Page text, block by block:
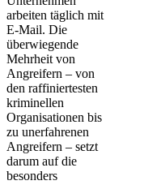
arbeiten täglich mit
E-Mail. Die
überwiegende
Mehrheit von
Angreifern – von
den raffiniertesten
kriminellen
Organisationen bis
zu unerfahrenen
Angreifern – setzt
darum auf die
besonders